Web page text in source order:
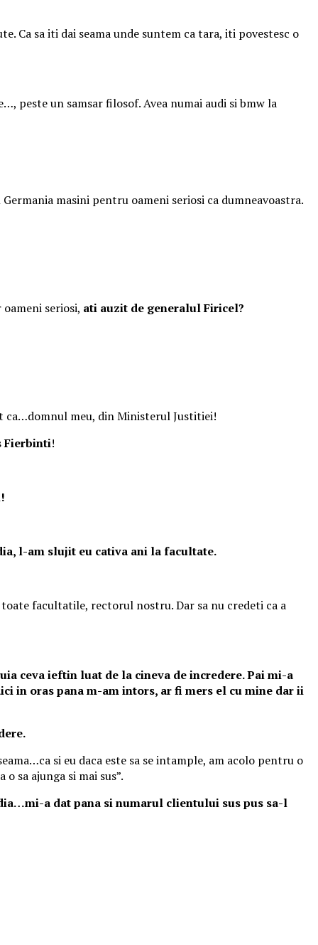
Ca sa iti dai seama unde suntem ca tara, iti povestesc o
peste un samsar filosof. Avea numai audi si bmw la
masini pentru oameni seriosi ca dumneavoastra.
seriosi, ati auzit de generalul Firicel?
ca…domnul meu, din Ministerul Justitiei!
Fierbinti!
l-am slujit eu cativa ani la facultate.
facultatile, rectorul nostru. Dar sa nu credeti ca a
ceva ieftin luat de la cineva de incredere. Pai mi-a
in oras pana m-am intors, ar fi mers el cu mine dar ii
si eu daca este sa se intample, am acolo pentru o
sa ajunga si mai sus”.
a dat pana si numarul clientului sus pus sa-l